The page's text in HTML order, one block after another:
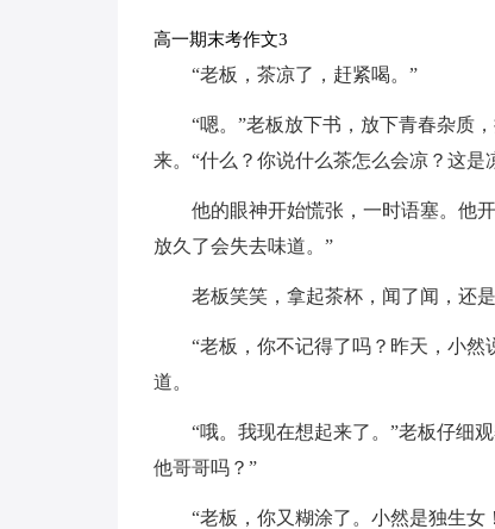
高一期末考作文3
“老板，茶凉了，赶紧喝。”
“嗯。”老板放下书，放下青春杂质
来。“什么？你说什么茶怎么会凉？这是
他的眼神开始慌张，一时语塞。他
放久了会失去味道。”
老板笑笑，拿起茶杯，闻了闻，还
“老板，你不记得了吗？昨天，小
道。
“哦。我现在想起来了。”老板仔细
他哥哥吗？”
“老板，你又糊涂了。小然是独生女